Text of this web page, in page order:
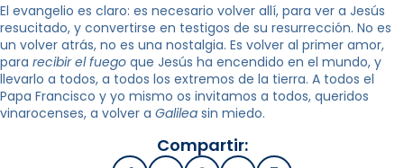
El evangelio es claro: es necesario volver allí, para ver a Jesús
resucitado, y convertirse en testigos de su resurrección. No es
un volver atrás, no es una nostalgia. Es volver al primer amor,
para recibir el fuego que Jesús ha encendido en el mundo, y
llevarlo a todos, a todos los extremos de la tierra. A todos el
Papa Francisco y yo mismo os invitamos a todos, queridos
vinarocenses, a volver a Galilea sin miedo.
Compartir: